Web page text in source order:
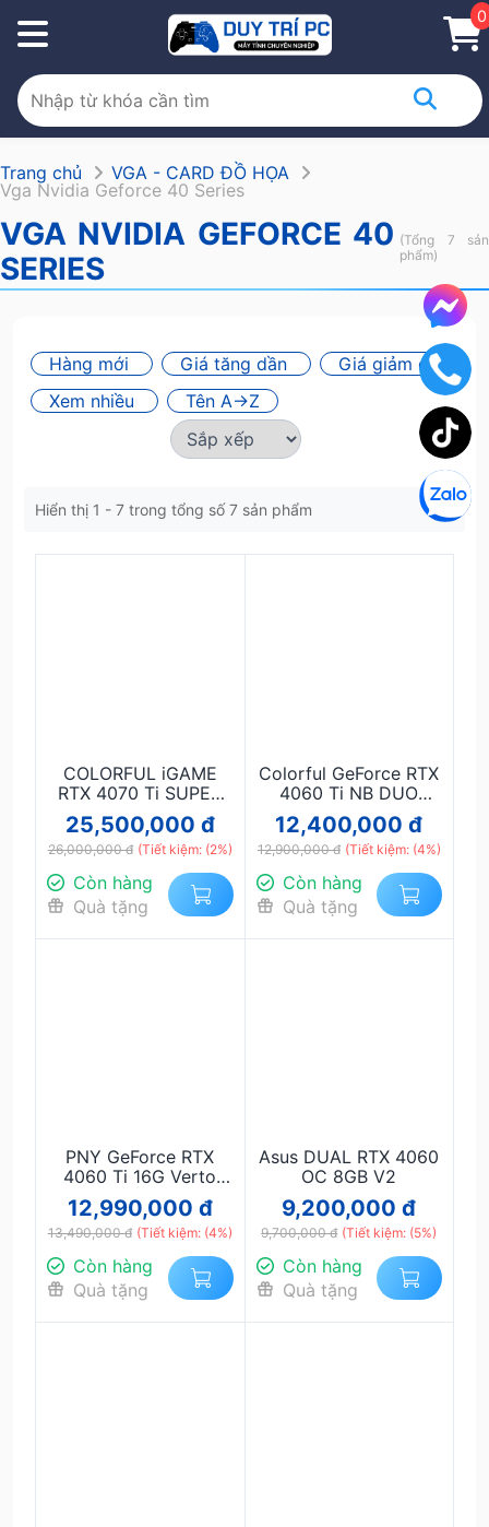
0
Trang chủ
VGA - CARD ĐỒ HỌA
Vga Nvidia Geforce 40 Series
VGA NVIDIA GEFORCE 40
SERIES
(Tổng 7 sản
phẩm)
Hàng mới Giá tăng dần
Giá giảm dần
Xem nhiều
Tên A->Z
Hiển thị 1 - 7 trong tổng số 7 sản phẩm
COLORFUL iGAME
RTX 4070 Ti SUPER
ULTRA W OC 16GB-V
25,500,000 đ
26,000,000 đ (Tiết kiệm: (2%)
Còn hàng
Quà tặng
Colorful GeForce RTX
4060 Ti NB DUO
16GB-V
12,400,000 đ
12,900,000 đ (Tiết kiệm: (4%)
Còn hàng
Quà tặng
PNY GeForce RTX
4060 Ti 16G Verto
Dual Fan
12,990,000 đ
13,490,000 đ (Tiết kiệm: (4%)
Còn hàng
Quà tặng
Asus DUAL RTX 4060
OC 8GB V2
9,200,000 đ
9,700,000 đ (Tiết kiệm: (5%)
Còn hàng
Quà tặng